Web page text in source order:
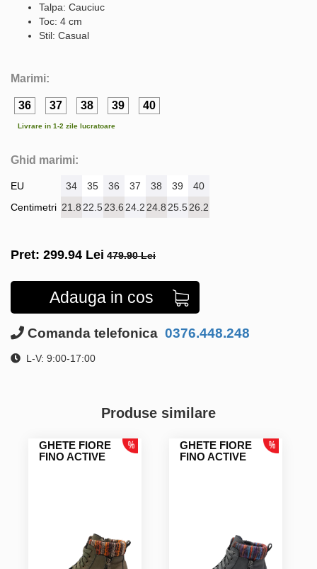
Talpa: Cauciuc
Toc: 4 cm
Stil: Casual
Marimi:
36 37 38 39 40
Livrare in 1-2 zile lucratoare
Ghid marimi:
EU
Centimetri
34 35 36 37 38 39
40
21.8 22.523.6 24.2 24.8 25.526.2
Pret: 299.94 Lei 479.90 Lei
Adauga in cos
Comanda telefonica 0376.448.248
L-V: 9:00-17:00
Produse similare
GHETE FIORE
FINO ACTIVE
GHETE FIORE
FINO ACTIVE